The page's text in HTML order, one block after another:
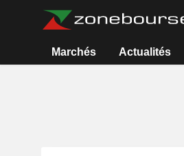
Marchés Actualités